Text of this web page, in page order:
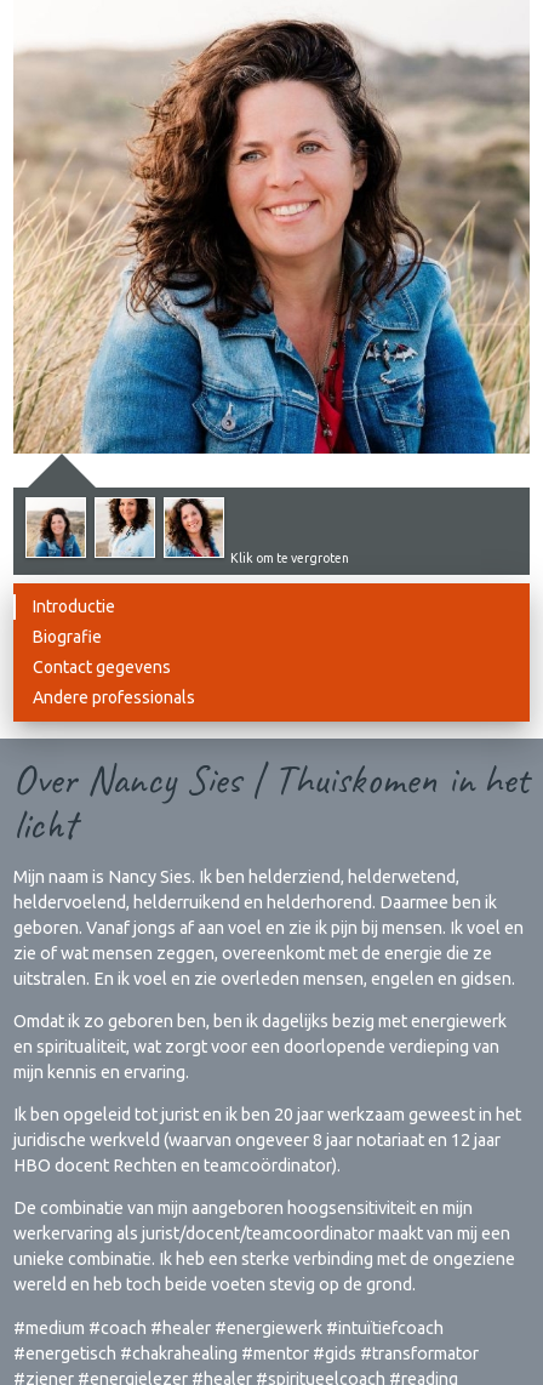
Klik om te vergroten
Introductie
Biografie
Contact gegevens
Andere professionals
Over Nancy Sies | Thuiskomen in het
licht
Mijn naam is Nancy Sies. Ik ben helderziend, helderwetend,
heldervoelend, helderruikend en helderhorend. Daarmee ben ik
geboren. Vanaf jongs af aan voel en zie ik pijn bij mensen. Ik voel en
zie of wat mensen zeggen, overeenkomt met de energie die ze
uitstralen. En ik voel en zie overleden mensen, engelen en gidsen.
Omdat ik zo geboren ben, ben ik dagelijks bezig met energiewerk
en spiritualiteit, wat zorgt voor een doorlopende verdieping van
mijn kennis en ervaring.
Ik ben opgeleid tot jurist en ik ben 20 jaar werkzaam geweest in het
juridische werkveld (waarvan ongeveer 8 jaar notariaat en 12 jaar
HBO docent Rechten en teamcoördinator).
De combinatie van mijn aangeboren hoogsensitiviteit en mijn
werkervaring als jurist/docent/teamcoordinator maakt van mij een
unieke combinatie. Ik heb een sterke verbinding met de ongeziene
wereld en heb toch beide voeten stevig op de grond.
#medium #coach #healer #energiewerk #intuïtiefcoach
#energetisch #chakrahealing #mentor #gids #transformator
#ziener #energielezer #healer #spiritueelcoach #reading